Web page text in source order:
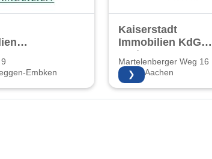
Embken
Kaiserstadt
Immobilien KdG
GmbH & Co. KG
Martelenberger Weg 16
52066 Aachen
❯